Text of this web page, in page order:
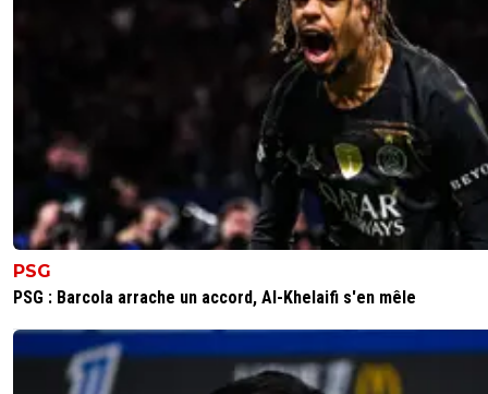
PSG
PSG : Barcola arrache un accord, Al-Khelaifi s'en mêle